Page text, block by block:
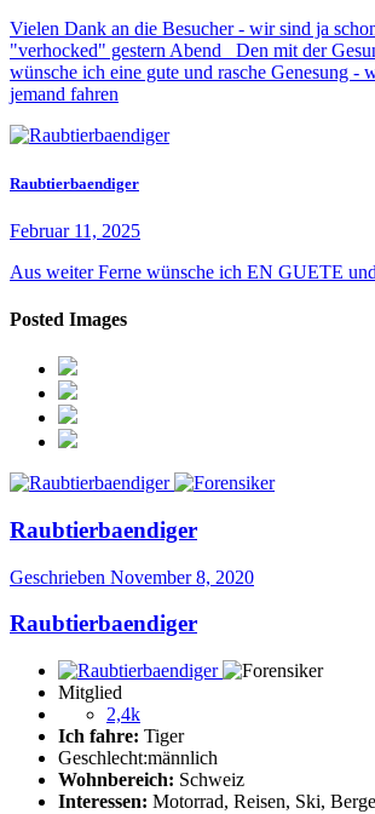
Vielen Dank an die Besucher - wir sind ja
"verhocked" gestern Abend Den mit der
wünsche ich eine gute und rasche Genesung -
jemand fahren
Raubtierbaendiger
Februar 11, 2025
Aus weiter Ferne wünsche ich EN GUETE
Posted Images
Raubtierbaendiger
Geschrieben November 8, 2020
Raubtierbaendiger
Mitglied
2,4k
Ich fahre: Tiger
Geschlecht:männlich
Wohnbereich: Schweiz
Interessen: Motorrad, Reisen, Ski,